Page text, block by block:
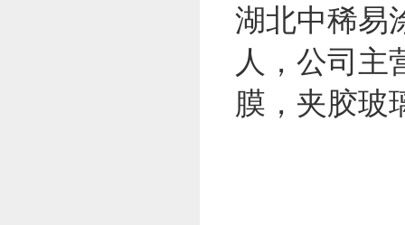
湖北中稀易
人，公司主
膜，夹胶玻